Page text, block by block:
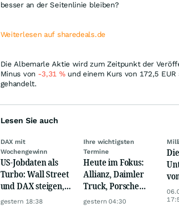
besser an der Seitenlinie bleiben?
Weiterlesen auf sharedeals.de
Die Albemarle Aktie wird zum Zeitpunkt der
Minus von -3,31 %und einem Kurs von 172,5 EUR
gehandelt.
Lesen Sie auch
DAX mit
Wochengewinn
US-Jobdaten als
Turbo: Wall Street
und DAX steigen,
Gold glänzt
gestern 18:38
Ihre wichtigsten
Termine
Heute im Fokus:
Allianz, Daimler
Truck, Porsche
Automobil Holding
gestern 04:30